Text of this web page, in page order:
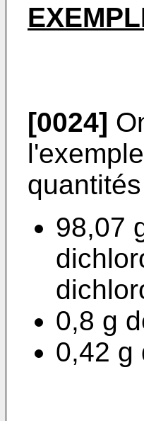
[0024]
98,07
0,8 g
0,42 g